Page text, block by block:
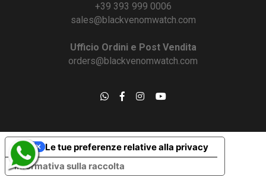
+39 393 999 0006
sales@blackvenomwatch.com
Ufficio Ordini e Post Vendita
orders@blackvenomwatch.com
Informativa sulla raccolta
Le tue preferenze relative alla privacy